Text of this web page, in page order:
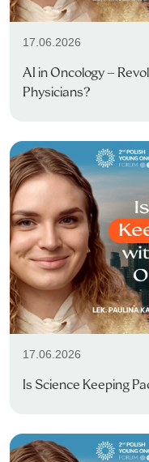
17.06.2026
AI in Oncology –
Physicians?
17.06.2026
Is Science Keeping